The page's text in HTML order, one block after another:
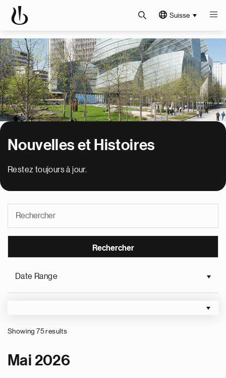
Suisse
Nouvelles et Histoires
Restez toujours à jour.
Date Range
Showing 75 results
Mai 2026